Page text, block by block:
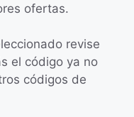
ofertas.
revise
el código ya no
códigos de